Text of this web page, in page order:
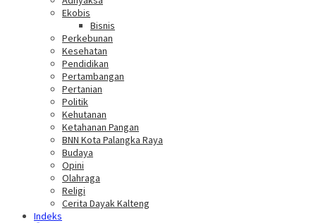
Ekobis
Bisnis
Perkebunan
Kesehatan
Pendidikan
Pertambangan
Pertanian
Politik
Kehutanan
Ketahanan Pangan
BNN Kota Palangka Raya
Budaya
Opini
Olahraga
Religi
Cerita Dayak Kalteng
Indeks